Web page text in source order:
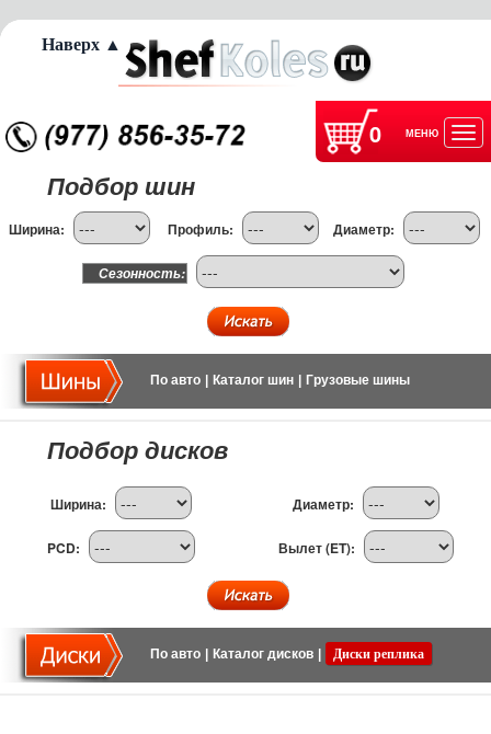
0 МЕНЮ
Подбор шин
Ширина: Профиль: Диаметр:
Сезонность:
По авто Каталог шин Грузовые шины
Подбор дисков
Ширина: Диаметр:
PCD: Вылет (ET):
По авто Каталог дисков Диски реплика
Наверх ▲